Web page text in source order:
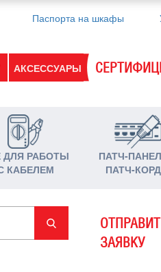
Паспорта на шкафы
АКСЕССУАРЫ
ДЛЯ РАБОТЫ
КАБЕЛЕМ
ПАТЧ-
ПАТЧ-
ЗАЯВКУ